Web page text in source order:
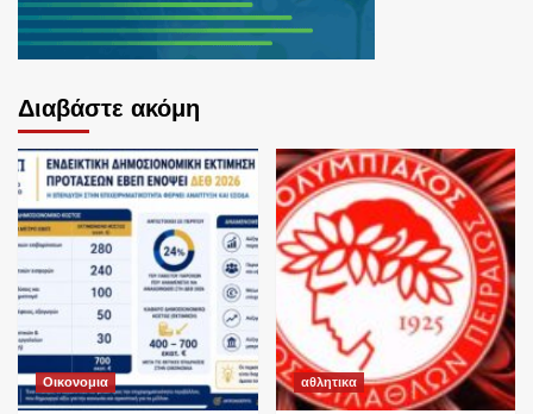
Διαβάστε ακόμη
Οικονομια αθλητικα